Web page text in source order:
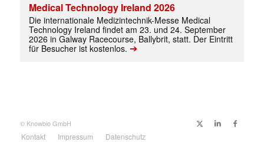
Medical Technology Ireland 2026
Die internationale Medizintechnik-Messe Medical
Technology Ireland findet am 23. und 24. September
2026 in Galway Racecourse, Ballybrit, statt. Der Eintritt
für Besucher ist kostenlos. ➔
© Knowbio GmbH
Kontakt Impressum Datenschutz